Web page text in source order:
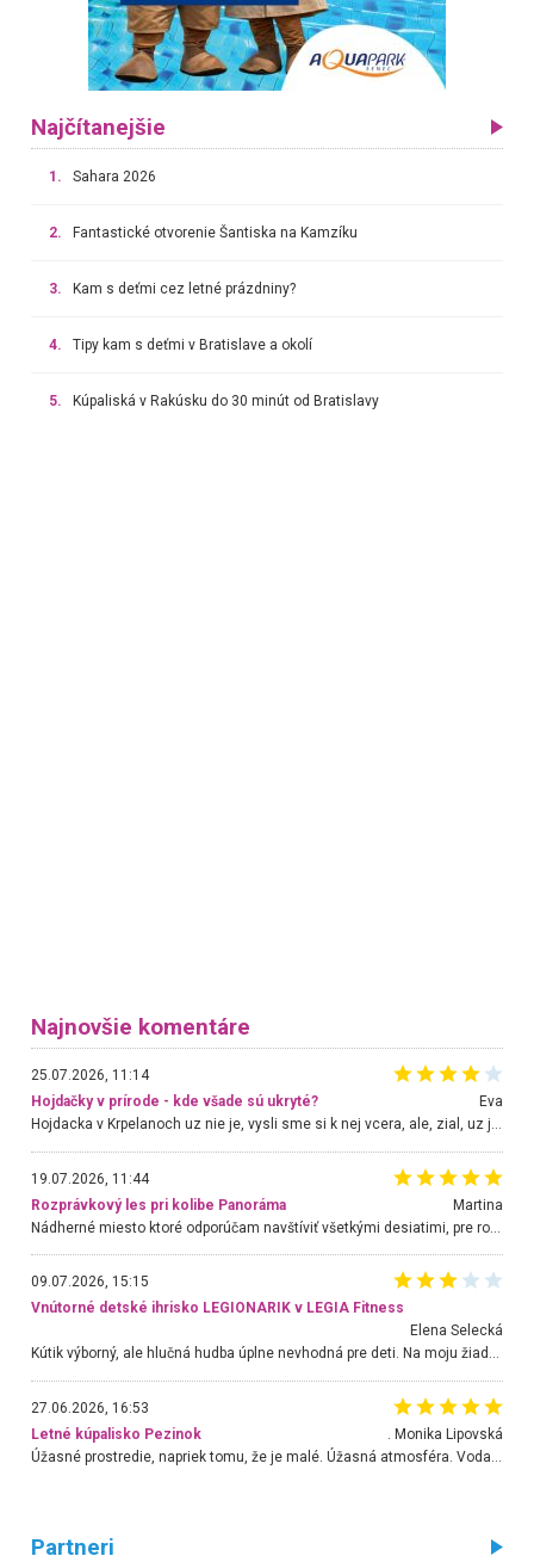
Najčítanejšie
1. Sahara 2026
2. Fantastické otvorenie Šantiska na Kamzíku
3. Kam s deťmi cez letné prázdniny?
4. Tipy kam s deťmi v Bratislave a okolí
5. Kúpaliská v Rakúsku do 30 minút od Bratislavy
Najnovšie komentáre
25.07.2026, 11:14
Hojdačky v prírode - kde všade sú ukryté?
Eva
Hojdacka v Krpelanoch uz nie je, vysli sme si k nej vcera, ale, zial, uz je znicena. Ak sem planujete cestu len kvoli hojdacke, mozete si ju usetrit. Krasny vyhlad je tu vsak aj bez hojdacky :-)
19.07.2026, 11:44
Rozprávkový les pri kolibe Panoráma
Martina
Nádherné miesto ktoré odporúčam navštíviť všetkými desiatimi, pre rodiny s deťmi, dôchodcom... Proste a jednoducho ozaj rozprávkový les.. určite ešte prídeme. Odniesli sme si na pamiatku krásne tričká,
09.07.2026, 15:15
Vnútorné detské ihrisko LEGIONARIK v LEGIA Fitness
Elena Selecká
Kútik výborný, ale hlučná hudba úplne nevhodná pre deti. Na moju žiadosť o aspoň sušenie nereagovali.
27.06.2026, 16:53
Letné kúpalisko Pezinok
. Monika Lipovská
Úžasné prostredie, napriek tomu, že je malé. Úžasná atmosféra. Voda fantastická a nádherná. Ľudí je pomerne veľa, ale su mili a ohľaduplní. Je veľmi zaujímavé sledovať, ako dokážu spolu športovať cudzí ľudia a bez ohľadu na vek. Vládne tu pohoda. Vnuka neviem dostať z vody. Ďakujem za krásny deň . Urcite sa sem vrátim. Jediný problém je s parkovaním, ale aj ten sa mi podarilo vyriešiť. Monika Bratislava
Partneri